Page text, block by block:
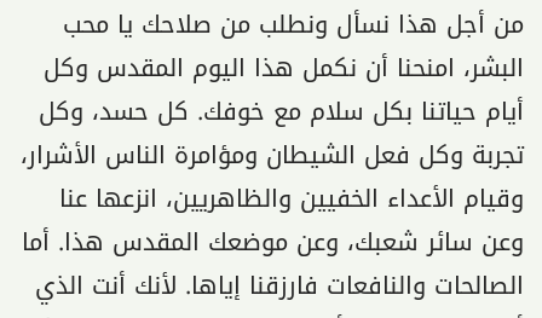
من أجل هذا نسأل ونطلب من صلاحك يا محب
البشر، امنحنا أن نكمل هذا اليوم المقدس وكل
أيام حياتنا بكل سلام مع خوفك. كل حسد، وكل
تجربة وكل فعل الشيطان ومؤامرة الناس الأشرار،
وقيام الأعداء الخفيين والظاهريين، انزعها عنا
وعن سائر شعبك، وعن موضعك المقدس هذا. أما
الصالحات والنافعات فارزقنا إياها. لأنك أنت الذي